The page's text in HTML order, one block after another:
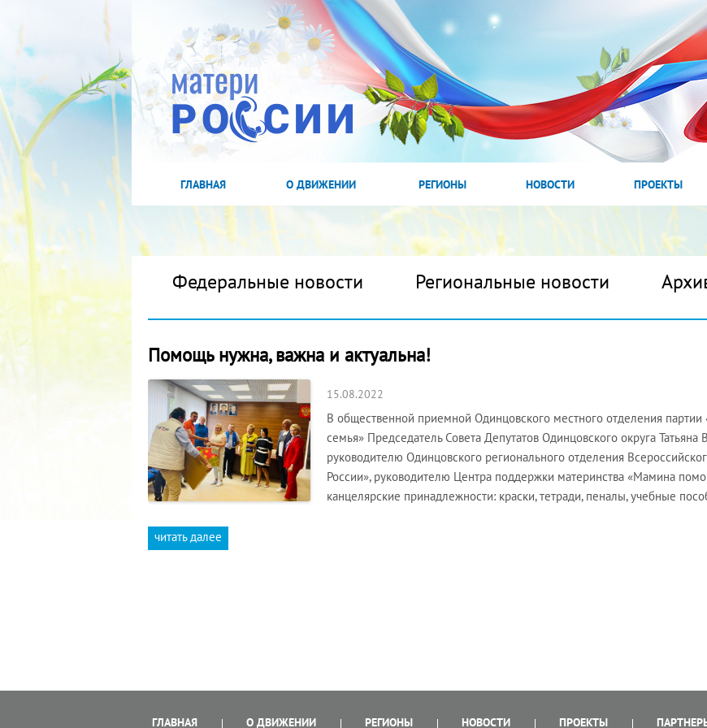
ГЛАВНАЯ О ДВИЖЕНИИ РЕГИОНЫ НОВОСТИ ПРОЕКТЫ
Федеральные новости Региональные новости
Помощь нужна, важна и актуальна!
15.08.2022
В общественной приемной Одинцовского местного отделения партии
семья» Председатель Совета Депутатов Одинцовского округа
руководителю Одинцовского регионального отделения
России», руководителю Центра поддержки материнства «Мамина
канцелярские принадлежности: краски, тетради, пеналы, учебные
читать далее
ГЛАВНАЯ О ДВИЖЕНИИ РЕГИОНЫ НОВОСТИ ПРОЕКТЫ